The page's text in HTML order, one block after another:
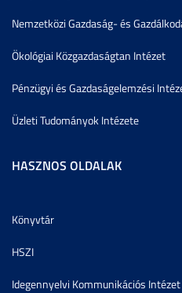
Nemzetközi Gazdaság- és
Ökológiai Közgazdaságtan Intézet
Pénzügyi és Gazdaságelemzési
Üzleti Tudományok Intézete
HASZNOS OLDALAK
Könyvtár
HSZI
Idegennyelvi Kommunikációs Intézet